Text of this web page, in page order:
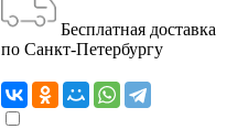
Бесплатная доставка
по Санкт-Петербургу